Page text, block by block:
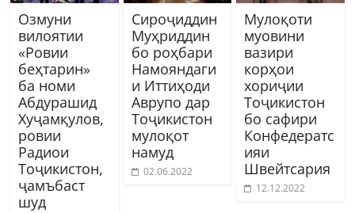
Озмуни
вилоятии
«Ровии
беҳтарин»
ба номи
Абдурашид
Хуҷамқулов,
ровии
Радиои
Тоҷикистон,
ҷамъбаст
шуд
Сироҷиддин
Муҳриддин
бо роҳбари
Намояндаги
и Иттиҳоди
Аврупо дар
Тоҷикистон
мулоқот
намуд
02.06.2022
Мулоқоти
муовини
вазири
корҳои
хориҷии
Тоҷикистон
бо сафири
Конфедератс
ияи
Швейтсария
12.12.2022